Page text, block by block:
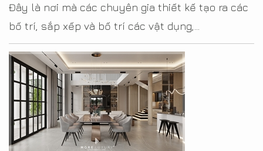
Đây là nơi mà các chuyên gia thiết kế tạo ra các
bố trí, sắp xếp và bố trí các vật dụng,...